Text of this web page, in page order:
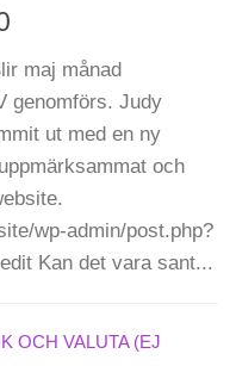
maj månad
genomförs. Judy
ut med en ny
och
wp-admin/post.php?
Kan det vara sant...
OCH VALUTA (EJ